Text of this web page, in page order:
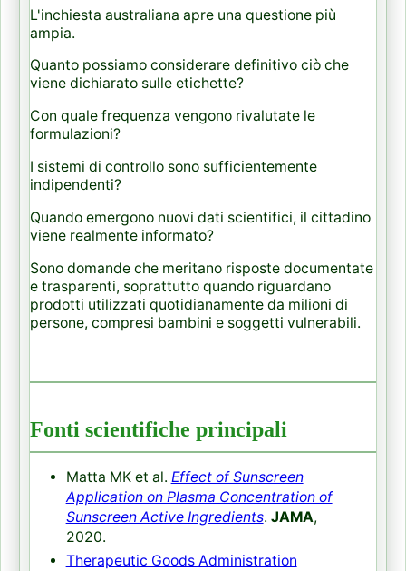
L'inchiesta australiana apre una questione più
ampia.
Quanto possiamo considerare definitivo ciò che
viene dichiarato sulle etichette?
Con quale frequenza vengono rivalutate le
formulazioni?
I sistemi di controllo sono sufficientemente
indipendenti?
Quando emergono nuovi dati scientifici, il cittadino
viene realmente informato?
Sono domande che meritano risposte documentate
e trasparenti, soprattutto quando riguardano
prodotti utilizzati quotidianamente da milioni di
persone, compresi bambini e soggetti vulnerabili.
Fonti scientifiche principali
Matta MK et al. Effect of Sunscreen
Application on Plasma Concentration of
Sunscreen Active Ingredients. JAMA,
2020.
Therapeutic Goods Administration